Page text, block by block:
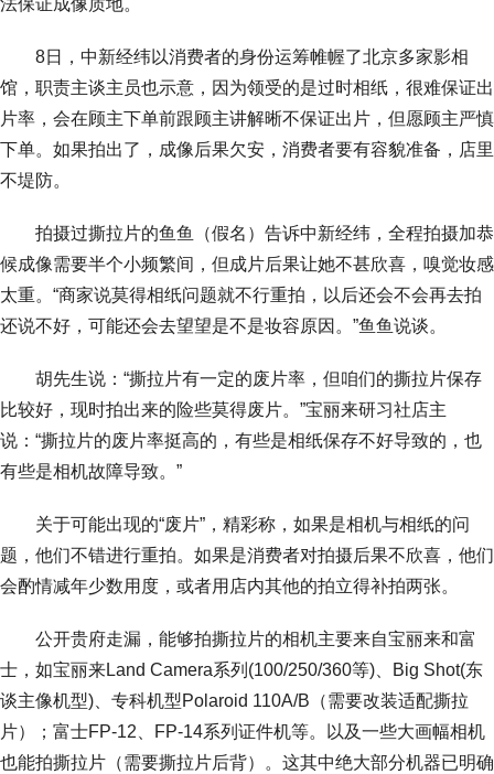
法保证成像质地。
8日，中新经纬以消费者的身份运筹帷幄了北京多家影相
馆，职责主谈主员也示意，因为领受的是过时相纸，很难保证出
片率，会在顾主下单前跟顾主讲解晰不保证出片，但愿顾主严慎
下单。如果拍出了，成像后果欠安，消费者要有容貌准备，店里
不堤防。
拍摄过撕拉片的鱼鱼（假名）告诉中新经纬，全程拍摄加恭
候成像需要半个小频繁间，但成片后果让她不甚欣喜，嗅觉妆感
太重。“商家说莫得相纸问题就不行重拍，以后还会不会再去拍
还说不好，可能还会去望望是不是妆容原因。”鱼鱼说谈。
胡先生说：“撕拉片有一定的废片率，但咱们的撕拉片保存
比较好，现时拍出来的险些莫得废片。”宝丽来研习社店主
说：“撕拉片的废片率挺高的，有些是相纸保存不好导致的，也
有些是相机故障导致。”
关于可能出现的“废片”，精彩称，如果是相机与相纸的问
题，他们不错进行重拍。如果是消费者对拍摄后果不欣喜，他们
会酌情减年少数用度，或者用店内其他的拍立得补拍两张。
公开贵府走漏，能够拍撕拉片的相机主要来自宝丽来和富
士，如宝丽来Land Camera系列(100/250/360等)、Big Shot(东
谈主像机型)、专科机型Polaroid 110A/B（需要改装适配撕拉
片）；富士FP-12、FP-14系列证件机等。以及一些大画幅相机
也能拍撕拉片（需要撕拉片后背）。这其中绝大部分机器已明确